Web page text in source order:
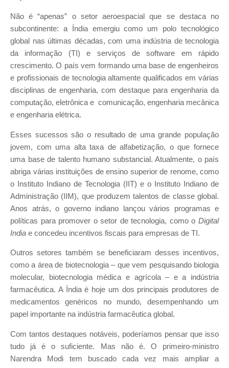
Não é “apenas” o setor aeroespacial que se destaca no
subcontinente: a Índia emergiu como um polo tecnológico
global nas últimas décadas, com uma indústria de tecnologia
da informação (TI) e serviços de software em rápido
crescimento. O país vem formando uma base de engenheiros
e profissionais de tecnologia altamente qualificados em várias
disciplinas de engenharia, com destaque para engenharia da
computação, eletrônica e comunicação, engenharia mecânica
e engenharia elétrica.
Esses sucessos são o resultado de uma grande população
jovem, com uma alta taxa de alfabetização, o que fornece
uma base de talento humano substancial. Atualmente, o país
abriga várias instituições de ensino superior de renome, como
o Instituto Indiano de Tecnologia (IIT) e o Instituto Indiano de
Administração (IIM), que produzem talentos de classe global.
Anos atrás, o governo indiano lançou vários programas e
políticas para promover o setor de tecnologia, como o Digital
India e concedeu incentivos fiscais para empresas de TI.
Outros setores também se beneficiaram desses incentivos,
como a área de biotecnologia – que vem pesquisando biologia
molecular, biotecnologia médica e agrícola – e a indústria
farmacêutica. A Índia é hoje um dos principais produtores de
medicamentos genéricos no mundo, desempenhando um
papel importante na indústria farmacêutica global.
Com tantos destaques notáveis, poderíamos pensar que isso
tudo já é o suficiente. Mas não é. O primeiro-ministro
Narendra Modi tem buscado cada vez mais ampliar a